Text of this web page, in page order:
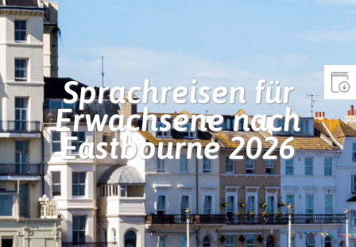
Sprachreisen für
Erwachsene nach
Eastbourne 2026